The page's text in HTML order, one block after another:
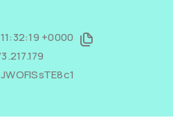
+0000
JWOFISsTE8c1